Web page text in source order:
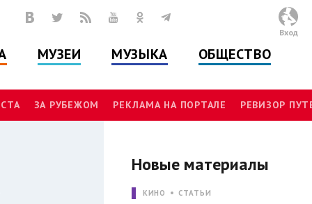
МУЗЕИ МУЗЫКА ОБЩЕСТВО
Вход
ЗА РУБЕЖОМ РЕКЛАМА НА ПОРТАЛЕ РЕВИЗОР
Новые материалы
КИНО СТАТЬИ